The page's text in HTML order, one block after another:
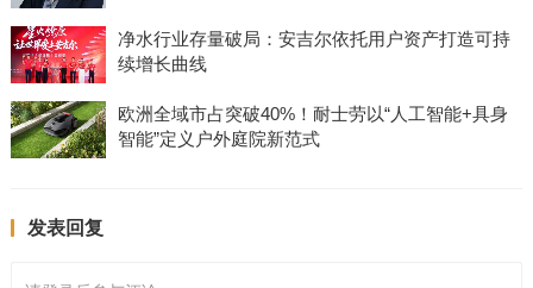
净水行业存量破局：安吉尔依托用户资产打造可持
续增长曲线
欧洲全域市占突破40%！耐士劳以“人工智能+具身
智能”定义户外庭院新范式
发表回复